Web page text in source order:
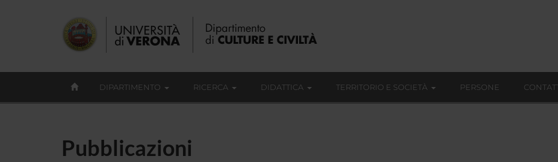
DIPARTIMENTO RICERCA DIDATTICA TERRITORIO E SOCIETÀ PERSONE
Pubblicazioni